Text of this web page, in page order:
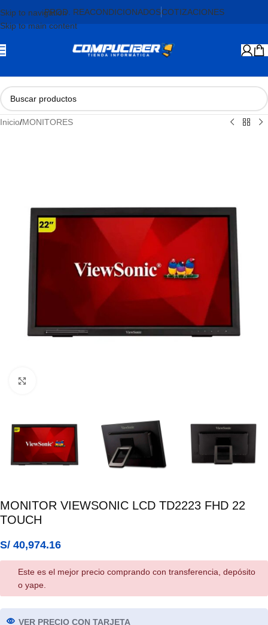
Skip to navigation
Skip to main content
PROD. REACONDICIONADOSCOTIZACIONES
Inicio/MONITORES
MONITOR VIEWSONIC LCD TD2223 FHD 22
TOUCH
S/ 40,974.16
Este es el mejor precio comprando con transferencia, depósito
o yape.
VER PRECIO CON TARJETA